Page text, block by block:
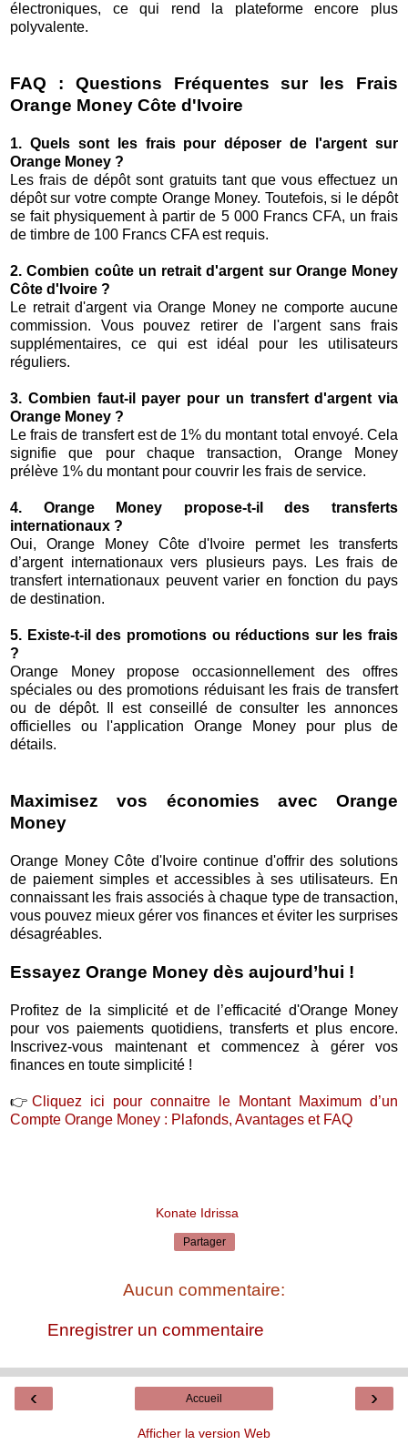
électroniques, ce qui rend la plateforme encore plus
polyvalente.
FAQ : Questions Fréquentes sur les Frais
Orange Money Côte d'Ivoire
1. Quels sont les frais pour déposer de l'argent sur
Orange Money ?
Les frais de dépôt sont gratuits tant que vous effectuez un
dépôt sur votre compte Orange Money. Toutefois, si le dépôt
se fait physiquement à partir de 5 000 Francs CFA, un frais
de timbre de 100 Francs CFA est requis.
2. Combien coûte un retrait d'argent sur Orange Money
Côte d'Ivoire ?
Le retrait d'argent via Orange Money ne comporte aucune
commission. Vous pouvez retirer de l'argent sans frais
supplémentaires, ce qui est idéal pour les utilisateurs
réguliers.
3. Combien faut-il payer pour un transfert d'argent via
Orange Money ?
Le frais de transfert est de 1% du montant total envoyé. Cela
signifie que pour chaque transaction, Orange Money
prélève 1% du montant pour couvrir les frais de service.
4. Orange Money propose-t-il des transferts
internationaux ?
Oui, Orange Money Côte d'Ivoire permet les transferts
d’argent internationaux vers plusieurs pays. Les frais de
transfert internationaux peuvent varier en fonction du pays
de destination.
5. Existe-t-il des promotions ou réductions sur les frais
?
Orange Money propose occasionnellement des offres
spéciales ou des promotions réduisant les frais de transfert
ou de dépôt. Il est conseillé de consulter les annonces
officielles ou l'application Orange Money pour plus de
détails.
Maximisez vos économies avec Orange
Money
Orange Money Côte d'Ivoire continue d'offrir des solutions
de paiement simples et accessibles à ses utilisateurs. En
connaissant les frais associés à chaque type de transaction,
vous pouvez mieux gérer vos finances et éviter les surprises
désagréables.
Essayez Orange Money dès aujourd’hui !
Profitez de la simplicité et de l’efficacité d'Orange Money
pour vos paiements quotidiens, transferts et plus encore.
Inscrivez-vous maintenant et commencez à gérer vos
finances en toute simplicité !
👉 Cliquez ici pour connaitre le Montant Maximum d’un
Compte Orange Money : Plafonds, Avantages et FAQ
Konate Idrissa
Partager
Aucun commentaire:
Enregistrer un commentaire
‹ ›
Accueil
Afficher la version Web